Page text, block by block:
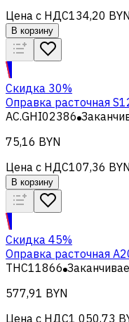
Цена с НДС134,20
В корзину
Скидка 30%
Оправка расточная
AC.GHI02386
75,16 BYN
Цена с НДС107,36
В корзину
Скидка 45%
Оправка расточная
THC11866
577,91 BYN
Цена с НДС1 050,73